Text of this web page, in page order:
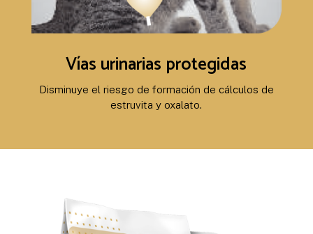
Vías urinarias protegidas
Disminuye el riesgo de formación de cálculos de
estruvita y oxalato.